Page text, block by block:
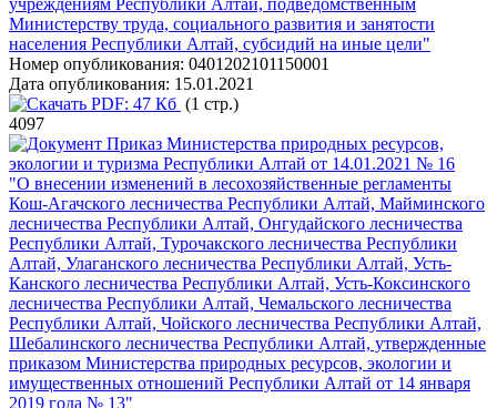
учреждениям Республики Алтай, подведомственным
Министерству труда, социального развития и занятости
населения Республики Алтай, субсидий на иные цели"
Номер опубликования: 0401202101150001
Дата опубликования: 15.01.2021
PDF: 47 Кб (1 стр.)
4097
Приказ Министерства природных ресурсов,
экологии и туризма Республики Алтай от 14.01.2021 № 16
"О внесении изменений в лесохозяйственные регламенты
Кош-Агачского лесничества Республики Алтай, Майминского
лесничества Республики Алтай, Онгудайского лесничества
Республики Алтай, Турочакского лесничества Республики
Алтай, Улаганского лесничества Республики Алтай, Усть-
Канского лесничества Республики Алтай, Усть-Коксинского
лесничества Республики Алтай, Чемальского лесничества
Республики Алтай, Чойского лесничества Республики Алтай,
Шебалинского лесничества Республики Алтай, утвержденные
приказом Министерства природных ресурсов, экологии и
имущественных отношений Республики Алтай от 14 января
2019 года № 13"